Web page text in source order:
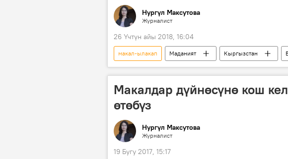
Нургүл Максутова
Журналист
26 Үчтүн айы 2018, 16:04
макал-ылакап Маданият Кыргызстан
Жаңылыктар
кыргыз тили тест
Макалдар дүйнөсүнө кош
өтөбүз
Нургүл Максутова
Журналист
19 Бугу 2017, 15:17